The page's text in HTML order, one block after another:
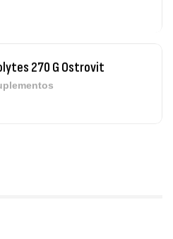
270 G Ostrovit